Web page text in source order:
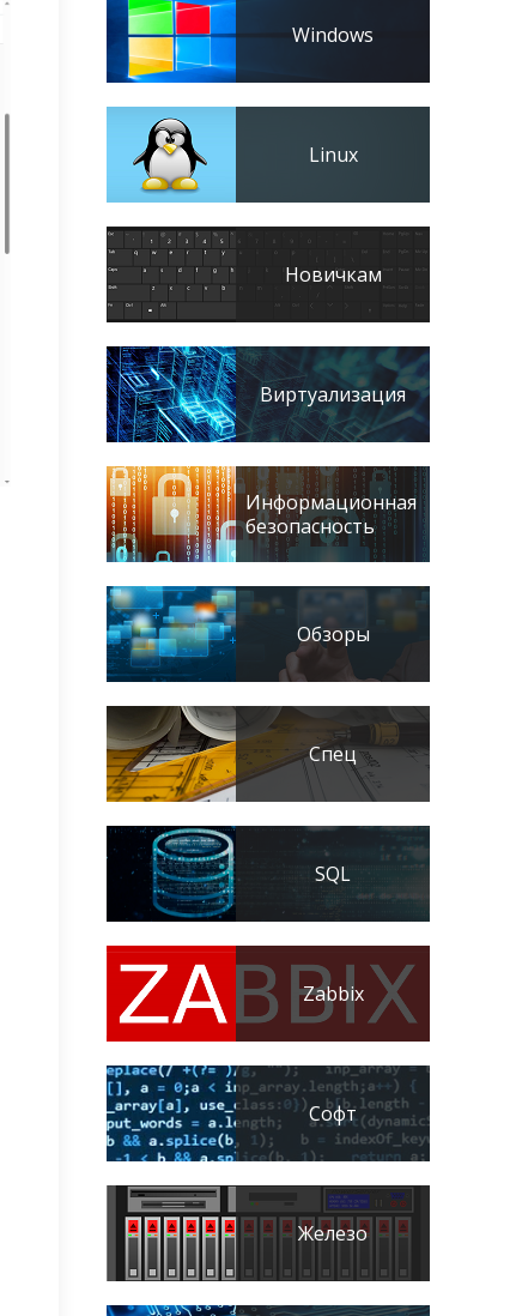
Windows
Linux
Новичкам
Виртуализация
Информационная
безопасность
Обзоры
Спец
SQL
Zabbix
Софт
Железо